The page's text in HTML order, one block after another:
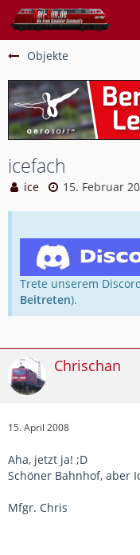
Objekte
icefach
ice 15. Februar
Trete unserem
Beitreten).
Chrischan
15. April 2008
Aha, jetzt ja! ;D
Schöner Bahnhof, aber
Mfgr. Chris